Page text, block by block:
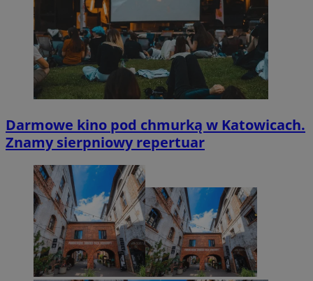
Darmowe kino pod chmurką w Katowicach.
Znamy sierpniowy repertuar